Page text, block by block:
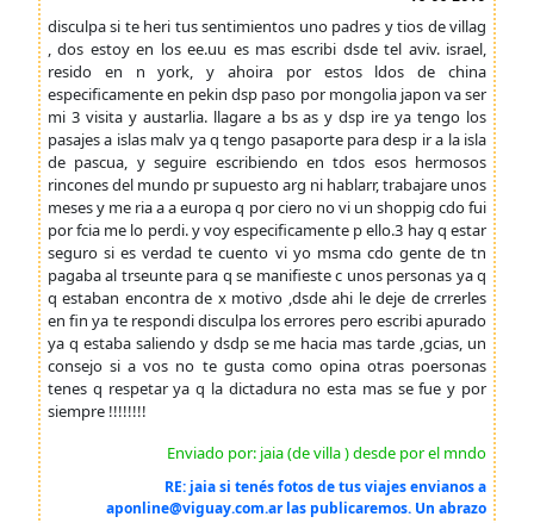
disculpa si te heri tus sentimientos uno padres y tios de villag
, dos estoy en los ee.uu es mas escribi dsde tel aviv. israel,
resido en n york, y ahoira por estos ldos de china
especificamente en pekin dsp paso por mongolia japon va ser
mi 3 visita y austarlia. llagare a bs as y dsp ire ya tengo los
pasajes a islas malv ya q tengo pasaporte para desp ir a la isla
de pascua, y seguire escribiendo en tdos esos hermosos
rincones del mundo pr supuesto arg ni hablarr, trabajare unos
meses y me ria a a europa q por ciero no vi un shoppig cdo fui
por fcia me lo perdi. y voy especificamente p ello.3 hay q estar
seguro si es verdad te cuento vi yo msma cdo gente de tn
pagaba al trseunte para q se manifieste c unos personas ya q
q estaban encontra de x motivo ,dsde ahi le deje de crrerles
en fin ya te respondi disculpa los errores pero escribi apurado
ya q estaba saliendo y dsdp se me hacia mas tarde ,gcias, un
consejo si a vos no te gusta como opina otras poersonas
tenes q respetar ya q la dictadura no esta mas se fue y por
siempre !!!!!!!!
Enviado por: jaia (de villa ) desde por el mndo
RE: jaia si tenés fotos de tus viajes envianos a
aponline@viguay.com.ar las publicaremos. Un abrazo